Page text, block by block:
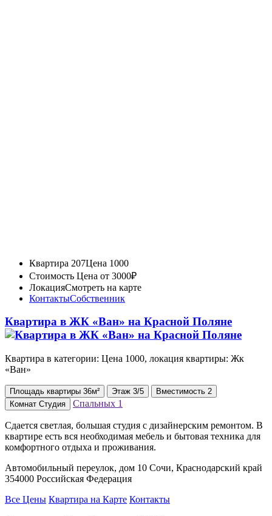
Квартира 207Цена 1000
Стоимость Цена от 3000₽
ЛокацияСмотреть на карте
КонтактыСобственник
Квартира в ЖК «Ван» на Красной Поляне
Квартира в категории: Цена 1000, локация квартиры: Жк
«Ван»
Площадь квартиры 36м² Этаж 3/5 Вместимость 2
Комнат Студия Спальных 1
Сдается светлая, большая студия с дизайнерским ремонтом. В
квартире есть вся необходимая мебель и бытовая техника для
комфортного отдыха и проживания.
Автомобильный переулок, дом 10 Сочи, Краснодарский край
354000 Российская Федерация
Все Цены Квартира на Карте Контакты